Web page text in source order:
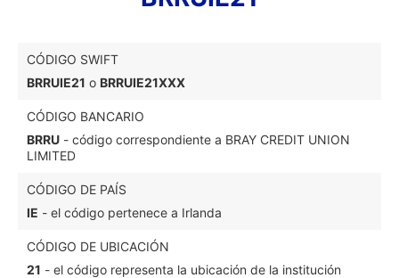
CÓDIGO SWIFT
BRRUIE21 o BRRUIE21XXX
CÓDIGO BANCARIO
BRRU - código correspondiente a BRAY CREDIT UNION
LIMITED
CÓDIGO DE PAÍS
IE - el código pertenece a Irlanda
CÓDIGO DE UBICACIÓN
21 - el código representa la ubicación de la institución